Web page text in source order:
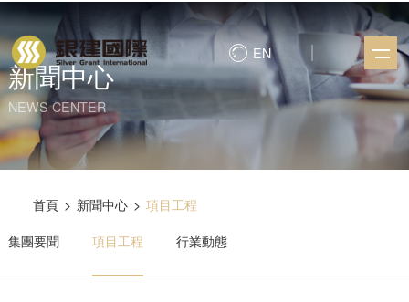
EN
新聞中心
NEWS CENTER
集團要聞 項目工程 行業動態
首頁 > 新聞中心 > 項目工程